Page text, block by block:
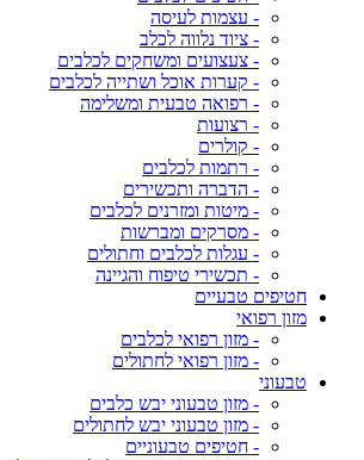
- עצמות לעיסה
- ציוד נלווה לכלב
- צעצועים ומשחקים לכלבים
- קערות אוכל ושתייה לכלבים
- רפואה טבעית ומשלימה
- רצועות
- קולרים
- רתמות לכלבים
- הדברה ותכשירים
- מיטות ומזרנים לכלבים
- מסרקים ומברשות
- עגלות לכלבים וחתולים
- תכשירי טיפוח והגיינה
חטיפים טבעיים
מזון רפואי
- מזון רפואי לכלבים
- מזון רפואי לחתולים
טבעוני
- מזון טבעוני יבש כלבים
- מזון טבעוני יבש לחתולים
- חטיפים טבעוניים